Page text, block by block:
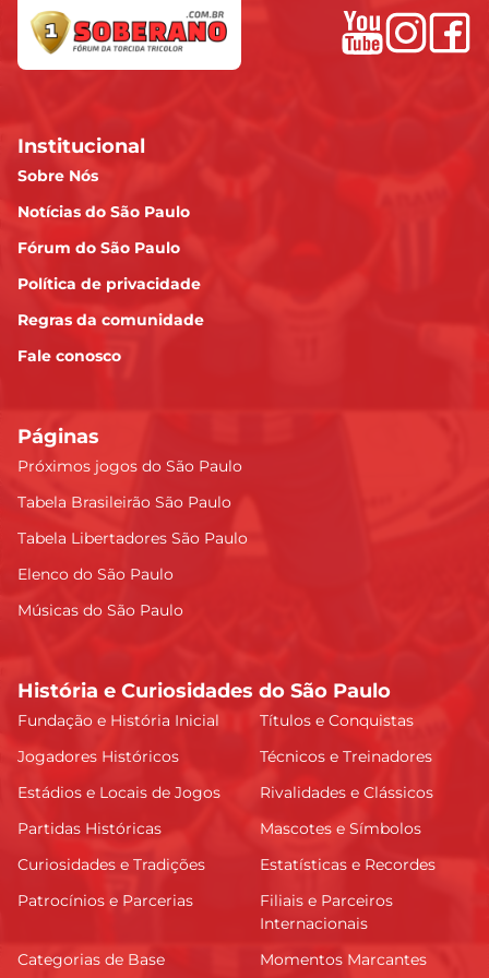
Institucional
Sobre Nós
Notícias do São Paulo
Fórum do São Paulo
Política de privacidade
Regras da comunidade
Fale conosco
Páginas
Próximos jogos do São Paulo
Tabela Brasileirão São Paulo
Tabela Libertadores São Paulo
Elenco do São Paulo
Músicas do São Paulo
História e Curiosidades do São Paulo
Fundação e História Inicial
Títulos e Conquistas
Jogadores Históricos
Técnicos e Treinadores
Estádios e Locais de Jogos
Rivalidades e Clássicos
Partidas Históricas
Mascotes e Símbolos
Curiosidades e Tradições
Estatísticas e Recordes
Patrocínios e Parcerias
Filiais e Parceiros
Internacionais
Categorias de Base
Momentos Marcantes